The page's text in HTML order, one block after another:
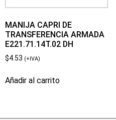
MANIJA CAPRI DE
TRANSFERENCIA ARMADA
E221.71.14T.02 DH
$4.53 (+IVA)
Añadir al carrito